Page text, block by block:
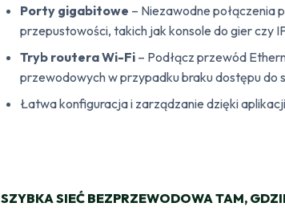
Porty gigabitowe – Niezawodne połączenia
przepustowości, takich jak konsole do gier czy
Tryb routera Wi-Fi – Podłącz przewód
przewodowych w przypadku braku dostępu do
Łatwa konfiguracja i zarządzanie dzięki
SZYBKA SIEĆ BEZPRZEWODOWA TAM,